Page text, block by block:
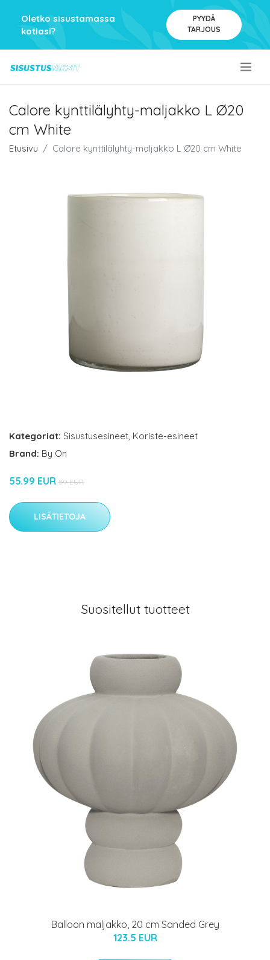
Oletko sisustamassa
kotiasi?
PYYDÄ
TARJOUS
Calore kynttilälyhty-maljakko L Ø20
cm White
Etusivu Calore kynttilälyhty-maljakko L Ø20 cm White
Kategoriat: Sisustusesineet Koriste-esineet
Brand: By On
55.99 EUR 89 EUR
LISÄTIETOJA
Suositellut tuotteet
Balloon maljakko, 20 cm Sanded Grey
123.5 EUR